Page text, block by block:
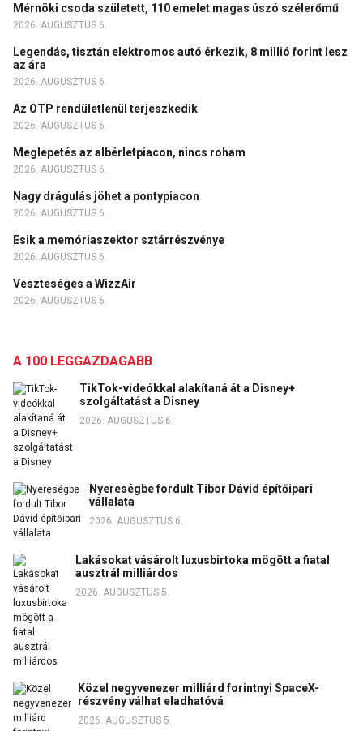
Mérnöki csoda született, 110 emelet magas úszó szélerőmű
2026. AUGUSZTUS 6.
Legendás, tisztán elektromos autó érkezik, 8 millió forint lesz
az ára
2026. AUGUSZTUS 6.
Az OTP rendületlenül terjeszkedik
2026. AUGUSZTUS 6.
Meglepetés az albérletpiacon, nincs roham
2026. AUGUSZTUS 6.
Nagy drágulás jöhet a pontypiacon
2026. AUGUSZTUS 6.
Esik a memóriaszektor sztárrészvénye
2026. AUGUSZTUS 6.
Veszteséges a WizzAir
2026. AUGUSZTUS 6.
A 100 LEGGAZDAGABB
TikTok-videókkal alakítaná át a Disney+
szolgáltatást a Disney
2026. AUGUSZTUS 6.
Nyereségbe fordult Tibor Dávid építőipari
vállalata
2026. AUGUSZTUS 6.
Lakásokat vásárolt luxusbirtoka mögött a fiatal
ausztrál milliárdos
2026. AUGUSZTUS 5.
Közel negyvenezer milliárd forintnyi SpaceX-
részvény válhat eladhatóvá
2026. AUGUSZTUS 5.